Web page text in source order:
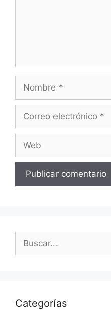
Categorías